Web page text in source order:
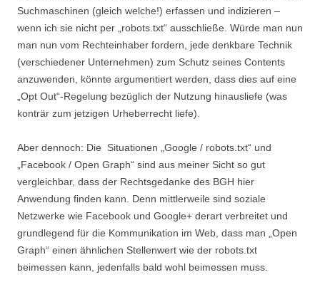
Suchmaschinen (gleich welche!) erfassen und indizieren –
wenn ich sie nicht per „robots.txt“ ausschließe. Würde man nun
man nun vom Rechteinhaber fordern, jede denkbare Technik
(verschiedener Unternehmen) zum Schutz seines Contents
anzuwenden, könnte argumentiert werden, dass dies auf eine
„Opt Out“-Regelung bezüglich der Nutzung hinausliefe (was
konträr zum jetzigen Urheberrecht liefe).
Aber dennoch: Die Situationen „Google / robots.txt“ und
„Facebook / Open Graph“ sind aus meiner Sicht so gut
vergleichbar, dass der Rechtsgedanke des BGH hier
Anwendung finden kann. Denn mittlerweile sind soziale
Netzwerke wie Facebook und Google+ derart verbreitet und
grundlegend für die Kommunikation im Web, dass man „Open
Graph“ einen ähnlichen Stellenwert wie der robots.txt
beimessen kann, jedenfalls bald wohl beimessen muss.